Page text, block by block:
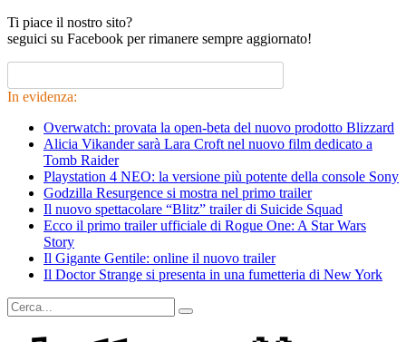
Ti piace il nostro sito?
seguici su Facebook per rimanere sempre aggiornato!
In evidenza:
Overwatch: provata la open-beta del nuovo prodotto Blizzard
Alicia Vikander sarà Lara Croft nel nuovo film dedicato a
Tomb Raider
Playstation 4 NEO: la versione più potente della console Sony
Godzilla Resurgence si mostra nel primo trailer
Il nuovo spettacolare “Blitz” trailer di Suicide Squad
Ecco il primo trailer ufficiale di Rogue One: A Star Wars
Story
Il Gigante Gentile: online il nuovo trailer
Il Doctor Strange si presenta in una fumetteria di New York